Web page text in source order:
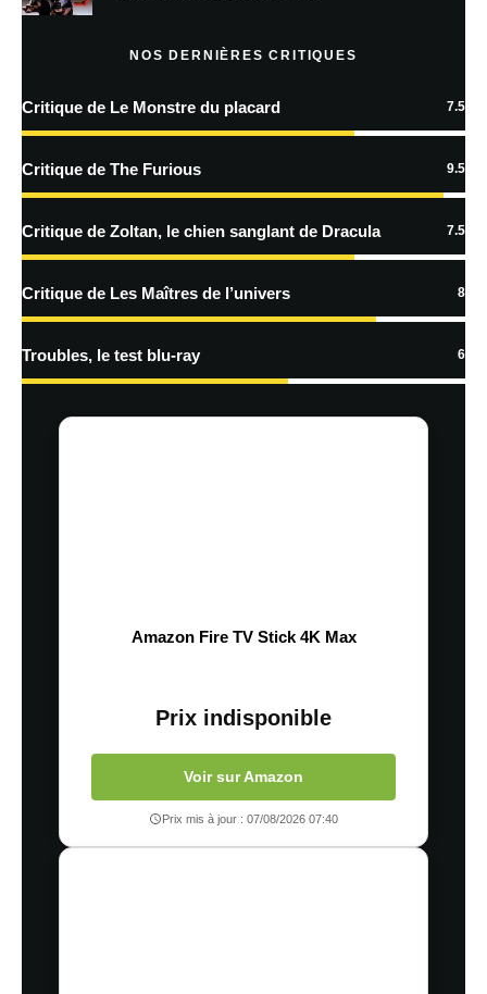
Prévenez-moi de tous les nouveaux articles par e-mail.
En savoir
traitées
NOS DERNIÈRES CRITIQUES
Critique de Le Monstre du placard 7.5
Critique de The Furious 9.5
Critique de Zoltan, le chien sanglant de Dracula 7.5
Critique de Les Maîtres de l’univers 8
Troubles, le test blu-ray 6
Amazon Fire TV Stick 4K Max
Prix indisponible
Voir sur Amazon
Prix mis à jour : 07/08/2026 07:40